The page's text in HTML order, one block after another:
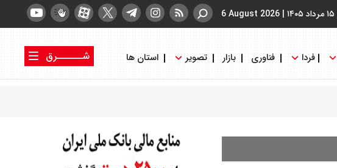
|
6 August 2026
فردا فناوری بازار تصویر استان ها
شــــــرق